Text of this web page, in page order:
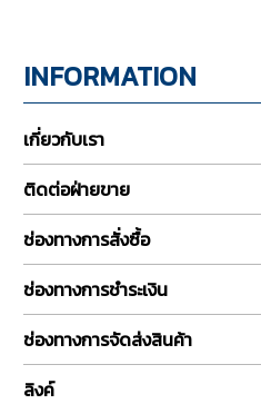
INFORMATION
เกี่ยวกับเรา
ติดต่อฝ่ายขาย
ช่องทางการสั่งซื้อ
ช่องทางการชำระเงิน
ช่องทางการจัดส่งสินค้า
ลิงค์